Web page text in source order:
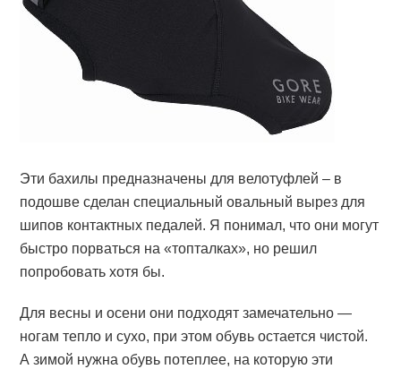
Эти бахилы предназначены для велотуфлей – в
подошве сделан специальный овальный вырез для
шипов контактных педалей. Я понимал, что они могут
быстро порваться на «топталках», но решил
попробовать хотя бы.
Для весны и осени они подходят замечательно —
ногам тепло и сухо, при этом обувь остается чистой.
А зимой нужна обувь потеплее, на которую эти